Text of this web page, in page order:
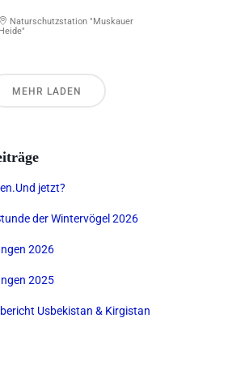
Naturschutzstation "Muskauer
Heide"
MEHR LADEN
jetzt?
der Wintervögel 2026
2026
2025
Usbekistan & Kirgistan